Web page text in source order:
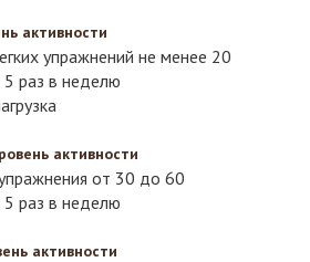
активности
упражнений не менее 20
раз в неделю
активности
от 30 до 60
раз в неделю
активности